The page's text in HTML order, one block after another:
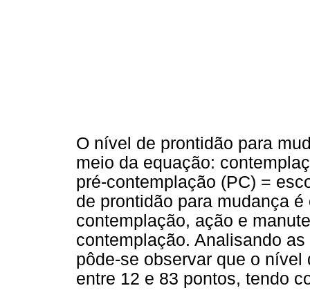
O nível de prontidão para
meio da equação:
pré-contemplação (PC) =
de prontidão para mudança
contemplação, ação e
contemplação. Analisando
pôde-se observar que o
entre 12 e 83 pontos, tendo